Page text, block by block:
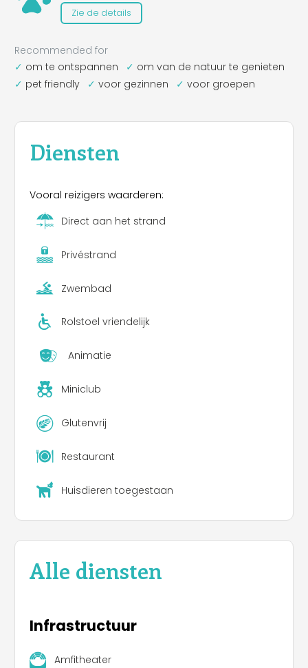
Zie de details
Recommended for
om te ontspannen
om van de natuur te genieten
pet friendly
voor gezinnen voor groepen
Diensten
Vooral reizigers waarderen:
Direct aan het strand
Privéstrand
Zwembad
Rolstoel vriendelijk
Animatie
Miniclub
Glutenvrij
Restaurant
Huisdieren toegestaan
Alle diensten
Infrastructuur
Amfitheater